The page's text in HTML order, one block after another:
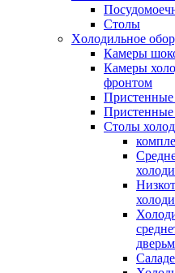
Столы
Xолодильное
Камеры
Камеры
фронтом
Пристенные
Пристенные
Столы